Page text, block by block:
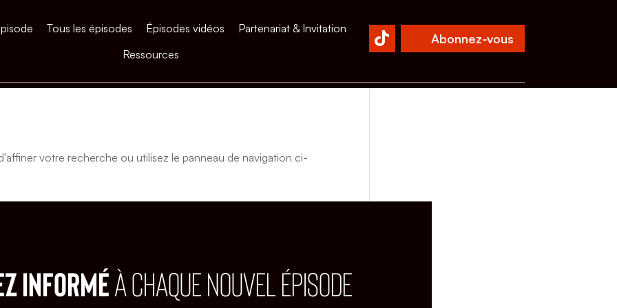
Tous les épisodes Épisodes vidéos
Partenariat & Invitation
Ressources
Abonnez-vous
votre recherche ou utilisez le panneau de navigation ci-
INFORMÉÀ CHAQUE NOUVEL ÉPISODE